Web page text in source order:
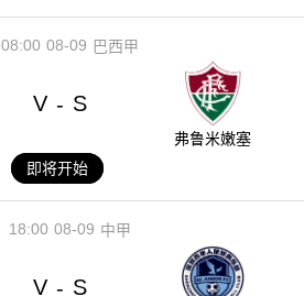
08-09
08:00 巴西甲
V - S
弗鲁米嫩塞
即将开始
08-09
18:00 中甲
V - S